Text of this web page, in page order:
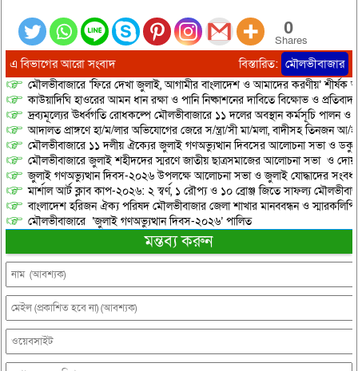
0
Shares
এ বিভাগের আরো সংবাদ বিস্তারিত: মৌলভীবাজার
মৌলভীবাজারে ‘ফিরে দেখা জুলাই, আগামীর বাংলাদেশ ও আমাদের করণীয়’ শীর্ষক
কাউয়াদিঘি হাওরের আমন ধান রক্ষা ও পানি নিষ্কাশনের দাবিতে বিক্ষোভ ও
দ্রব্যমূল্যের ঊর্ধ্বগতি রোধকল্পে মৌলভীবাজারে ১১ দলের অবস্থান কর্মসূচি পালন ও
আদালত প্রাঙ্গণে হা/ম/লার অভিযোগের জেরে স/ন্ত্রা/সী মা/মলা, বাদীসহ তিনজন আ/
মৌলভীবাজারে ১১ দলীয় ঐক্যের জুলাই গণঅভ্যুত্থান দিবসের আলোচনা সভা ও
মৌলভীবাজারে জুলাই শহীদদের স্মরণে জাতীয় ছাত্রসমাজের আলোচনা সভা ও
জুলাই গণঅভ্যুত্থান দিবস-২০২৬ উপলক্ষে আলোচনা সভা ও জুলাই যোদ্ধাদের
মার্শাল আর্ট ক্লাব কাপ-২০২৬: ২ স্বর্ণ, ১ রৌপ্য ও ১০ ব্রোঞ্জ জিতে সাফল্য
বাংলাদেশ হরিজন ঐক্য পরিষদ মৌলভীবাজার জেলা শাখার মানববন্ধন ও স্মারকলিপি
মৌলভীবাজারে ‘জুলাই গণঅভ্যুত্থান দিবস-২০২৬’ পালিত
মন্তব্য করুন